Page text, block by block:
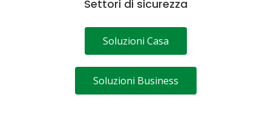
Settori di sicurezza
Soluzioni Casa
Soluzioni Business